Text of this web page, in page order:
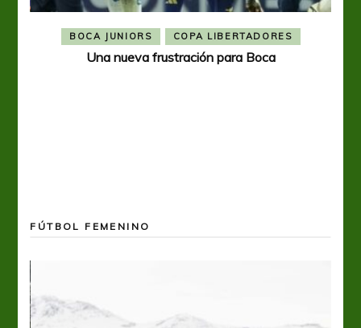
BOCA JUNIORS COPA LIBERTADORES
Una nueva frustración para Boca
FÚTBOL FEMENINO